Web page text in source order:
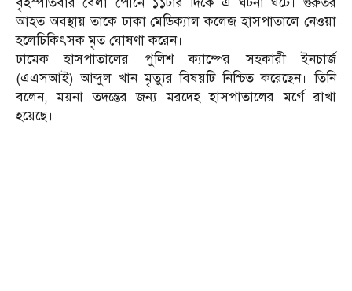
আহত অবস্থায় তাকে ঢাকা মেডিক্যাল কলেজ হাসপাতালে নেওয়া
হলেচিকিৎসক মৃত ঘোষণা করেন।
ঢামেক হাসপাতালের পুলিশ ক্যাম্পের সহকারী ইনচার্জ
(এএসআই) আব্দুল খান মৃত্যুর বিষয়টি নিশ্চিত করেছেন। তিনি
বলেন, ময়না তদন্তের জন্য মরদেহ হাসপাতালের মর্গে রাখা
হয়েছে।